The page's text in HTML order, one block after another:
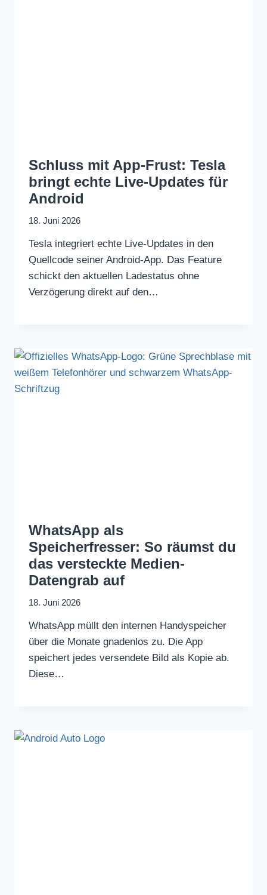
Schluss mit App-Frust: Tesla
bringt echte Live-Updates für
Android
18. Juni 2026
Tesla integriert echte Live-Updates in den
Quellcode seiner Android-App. Das Feature
schickt den aktuellen Ladestatus ohne
Verzögerung direkt auf den…
WhatsApp als
Speicherfresser: So räumst du
das versteckte Medien-
Datengrab auf
18. Juni 2026
WhatsApp müllt den internen Handyspeicher
über die Monate gnadenlos zu. Die App
speichert jedes versendete Bild als Kopie ab.
Diese…